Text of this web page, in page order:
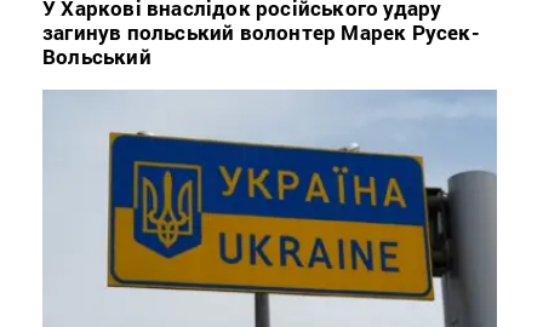
У Харкові внаслідок російського удару
загинув польський волонтер Марек Русек-
Вольський